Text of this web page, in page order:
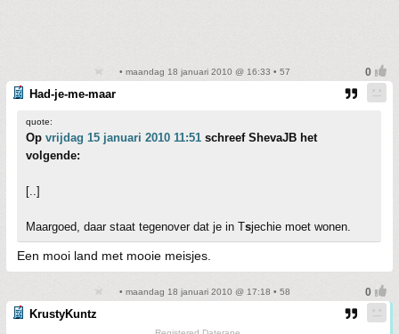
• maandag 18 januari 2010 @ 16:33 • 57
Had-je-me-maar
quote:
Op vrijdag 15 januari 2010 11:51 schreef ShevaJB het
volgende:
[..]
Maargoed, daar staat tegenover dat je in Tsjechie moet wonen.
Een mooi land met mooie meisjes.
• maandag 18 januari 2010 @ 17:18 • 58
KrustyKuntz